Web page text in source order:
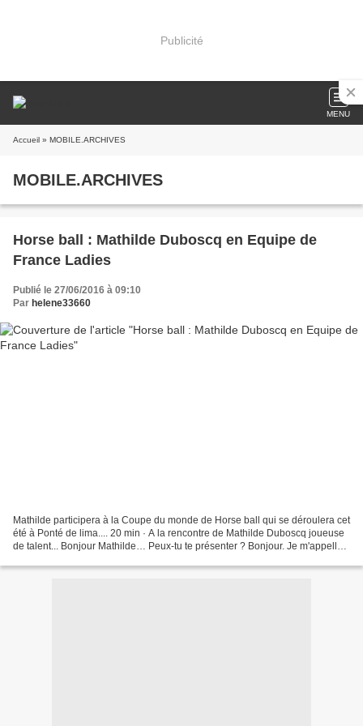
Publicité
MENU
Accueil » MOBILE.ARCHIVES
MOBILE.ARCHIVES
Horse ball : Mathilde Duboscq en Equipe de
France Ladies
Publié le 27/06/2016 à 09:10
Par helene33660
Mathilde participera à la Coupe du monde de Horse ball qui se déroulera cet
été à Ponté de lima.... 20 min · A la rencontre de Mathilde Duboscq joueuse
de talent... Bonjour Mathilde… Peux-tu te présenter ? Bonjour. Je m'appelle